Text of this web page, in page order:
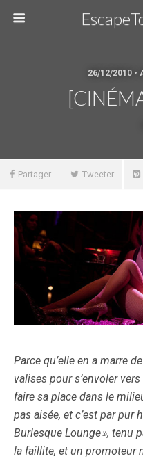
26/12/2010 •
Partager Tweeter
Parce qu’elle en a marre
valises pour s’envoler
faire sa place dans le
pas aisée, et c’est par pur
Burlesque Lounge», tenu
la faillite, et un promoteur